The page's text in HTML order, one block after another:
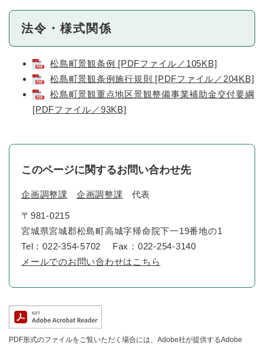
法令・様式関係
松島町景観条例 [PDFファイル／105KB]
松島町景観条例施行規則 [PDFファイル／204KB]
松島町景観重点地区景観整備事業補助金交付要綱
[PDFファイル／93KB]
このページに関するお問い合わせ先
企画調整課 企画調整課 代表
〒981-0215
宮城県宮城郡松島町高城字帰命院下一19番地の1
Tel：022-354-5702
Fax：022-254-3140
メールでのお問い合わせはこちら
PDF形式のファイルをご覧いただく場合には、Adobe社が提供するAdobe